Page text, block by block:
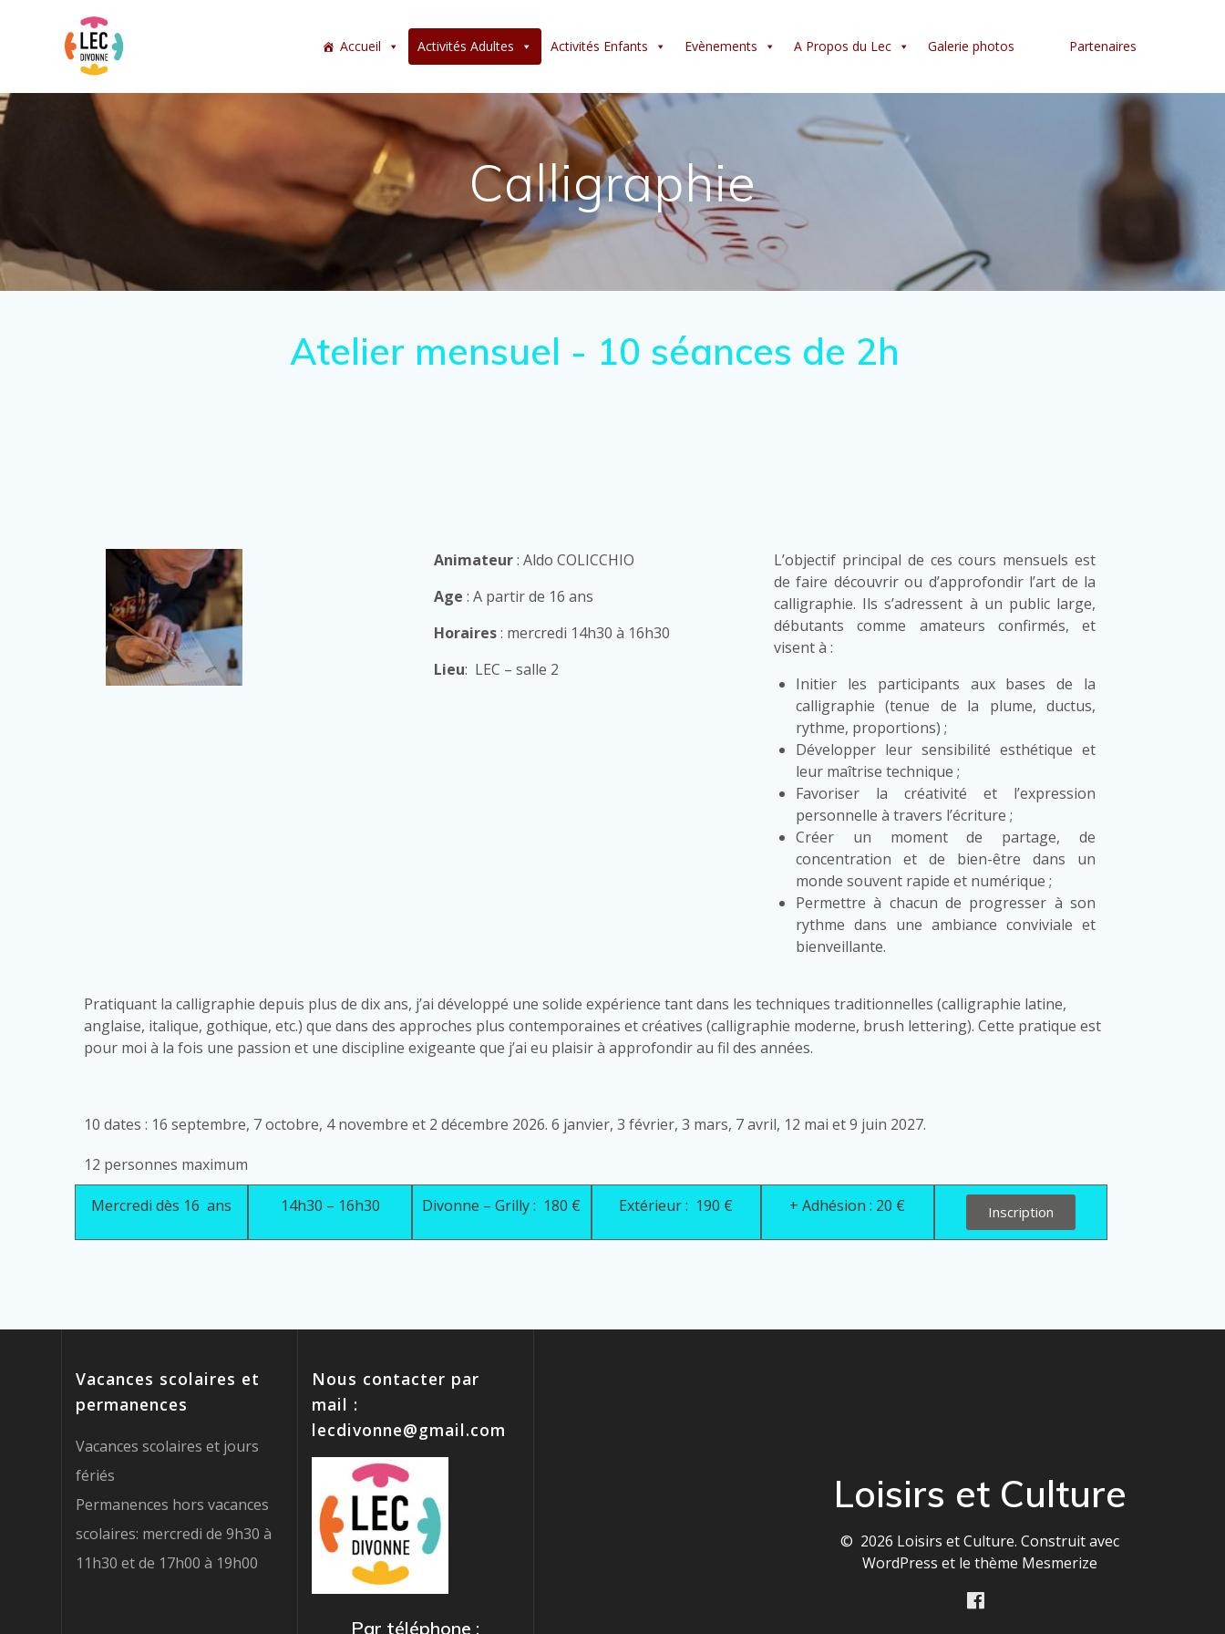
Accueil Activités Adultes Activités Enfants Evènements A Propos du Lec Galerie photos Partenaires
Calligraphie
Atelier mensuel - 10 séances de 2h
Animateur: Aldo COLICCHIO
Age : A partir de 16 ans
Horaires: mercredi 14h30 à 16h30
Lieu: LEC – salle 2
L’objectif principal de ces cours mensuels est
de faire découvrir ou d’approfondir l’art de la
calligraphie. Ils s’adressent à un public large,
débutants comme amateurs confirmés, et
visent à :
Initier les participants aux bases de la
calligraphie (tenue de la plume, ductus,
rythme, proportions) ;
Développer leur sensibilité esthétique et
leur maîtrise technique ;
Favoriser la créativité et l’expression
personnelle à travers l’écriture ;
Créer un moment de partage, de
concentration et de bien-être dans un
monde souvent rapide et numérique ;
Permettre à chacun de progresser à son
rythme dans une ambiance conviviale et
bienveillante.
Pratiquant la calligraphie depuis plus de dix ans, j’ai développé une solide expérience tant dans les techniques traditionnelles (calligraphie latine,
anglaise, italique, gothique, etc.) que dans des approches plus contemporaines et créatives (calligraphie moderne, brush lettering). Cette pratique est
pour moi à la fois une passion et une discipline exigeante que j’ai eu plaisir à approfondir au fil des années.
10 dates : 16 septembre, 7 octobre, 4 novembre et 2 décembre 2026. 6 janvier, 3 février, 3 mars, 7 avril, 12 mai et 9 juin 2027.
12 personnes maximum
Mercredi dès 16 ans 14h30 – 16h30 Divonne – Grilly : 180 € Extérieur : 190 € + Adhésion : 20 € Inscription
Vacances scolaires et
permanences
Vacances scolaires et jours
fériés
Permanences hors vacances
scolaires: mercredi de 9h30 à
11h30 et de 17h00 à 19h00
Nous contacter par
mail :
lecdivonne@gmail.com
Par téléphone :
Loisirs et Culture
© 2026 Loisirs et Culture. Construit avec
WordPress et lethème Mesmerize